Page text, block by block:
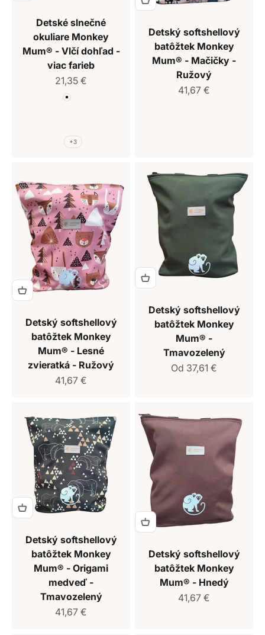
Detské slnečné
okuliare Monkey
Mum® - Vlčí dohľad -
viac farieb
Predajná cena
21,35 €
Farba
Biela
Ružová
+3
Detský softshellový
batôžtek Monkey
Mum® - Mačičky -
Ružový
Predajná cena
41,67 €
Detský softshellový
batôžtek Monkey
Mum® - Lesné
zvieratká - Ružový
Predajná cena
41,67 €
Detský softshellový
batôžtek Monkey
Mum® -
Tmavozelený
Predajná cena
Od 37,61 €
Detský softshellový
batôžtek Monkey
Mum® - Origami
medveď -
Tmavozelený
Predajná cena
41,67 €
Detský softshellový
batôžtek Monkey
Mum® - Hnedý
Predajná cena
41,67 €